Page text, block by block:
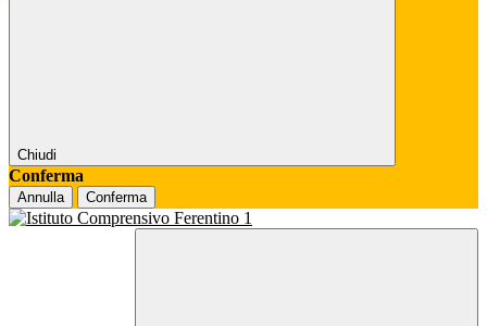
Chiudi
Conferma
Annulla Conferma